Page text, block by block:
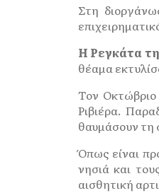
Στη
Η Ρεγκάτα
θέαμα
Τον Οκτώβριο
Ριβιέρα.
θαυμάσουν τη
Όπως είναι
νησιά και
αισθητική